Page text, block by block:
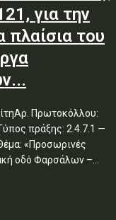
για την
πλαίσια του
Πρωτοκόλλου:
πράξης: 2.4.7.1 —
«Προσωρινές
οδό Φαρσάλων –...